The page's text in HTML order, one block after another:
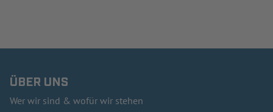
ÜBER UNS
Wer wir sind & wofür wir stehen